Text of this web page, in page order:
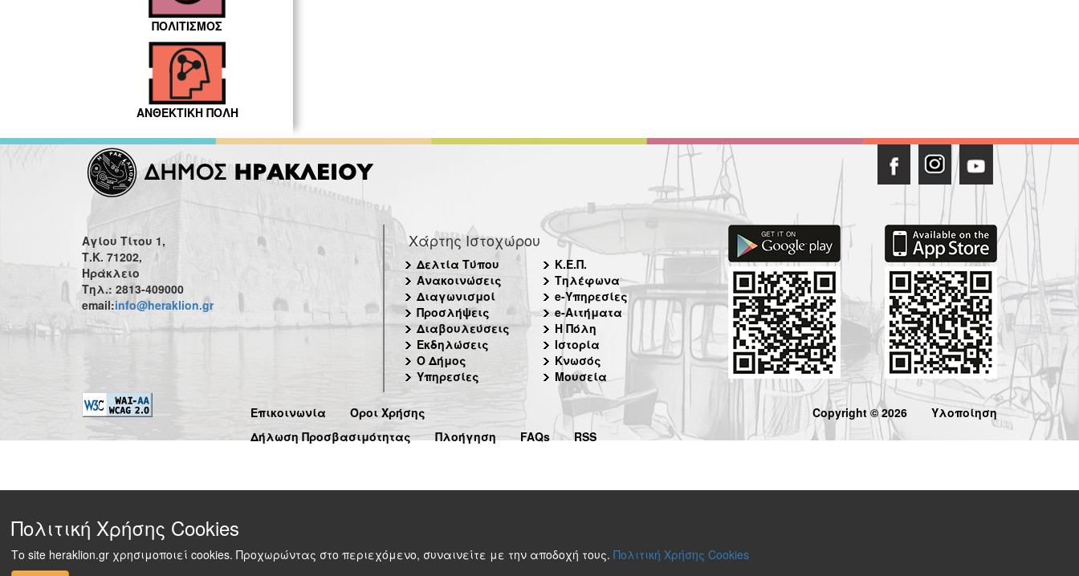
ΠΟΛΙΤΙΣΜΟΣ
ΑΝΘΕΚΤΙΚΗ ΠΟΛΗ
Αγίου Τίτου 1,
Τ.Κ. 71202,
Ηράκλειο
Τηλ.: 2813-409000
email:info@heraklion.gr
Χάρτης Ιστοχώρου
Δελτία Τύπου
Ανακοινώσεις
Διαγωνισμοί
Προσλήψεις
Διαβουλεύσεις
Εκδηλώσεις
Ο Δήμος
Υπηρεσίες
Κ.Ε.Π.
Τηλέφωνα
e-Υπηρεσίες
e-Αιτήματα
Η Πόλη
Ιστορία
Κνωσός
Μουσεία
Επικοινωνία
Όροι Χρήσης
Δήλωση Προσβασιμότητας
Πλοήγηση FAQs RSS
Copyright © 2026 Υλοποίηση
Πολιτική Χρήσης Cookies
Το site heraklion.gr χρησιμοποιεί cookies. Προχωρώντας στο περιεχόμενο, συναινείτε με την αποδοχή τους. Πολιτική Χρήσης Cookies